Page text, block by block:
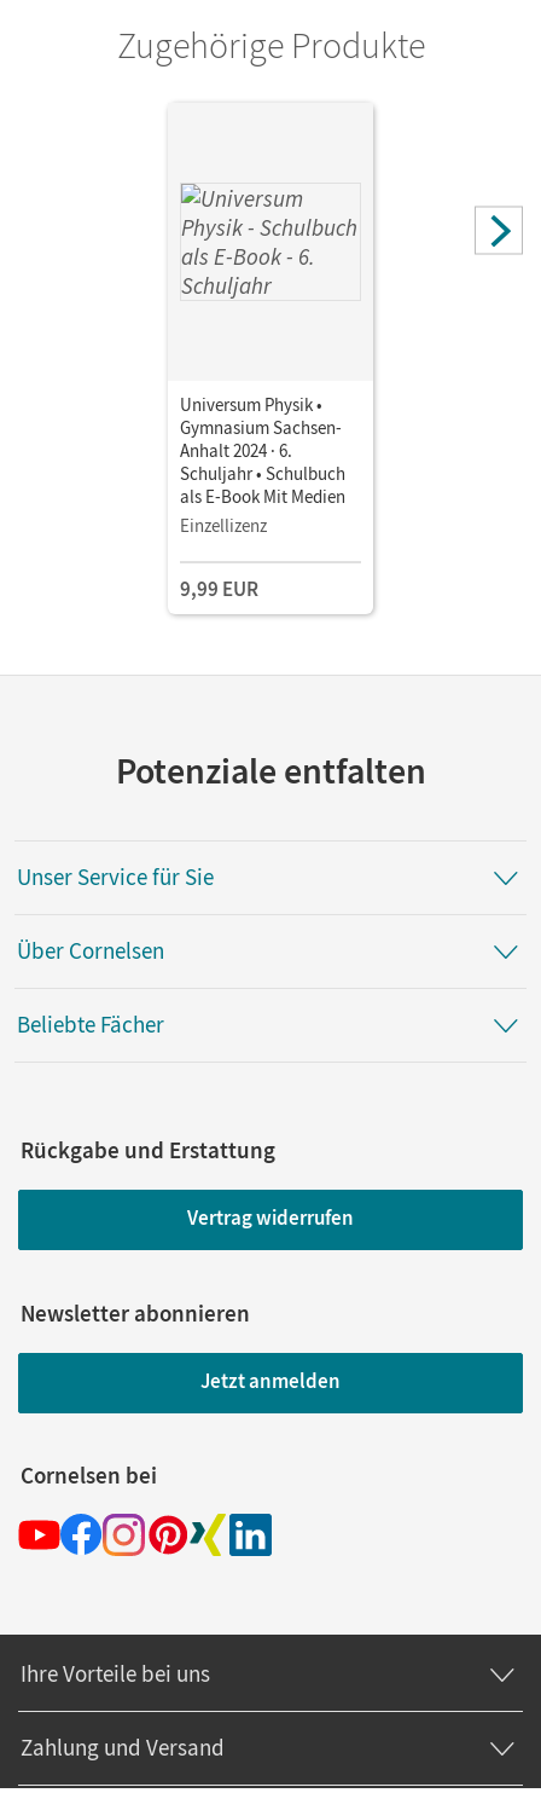
Zugehörige Produkte
Universum Physik •
Gymnasium Sachsen-
Anhalt 2024 · 6.
Schuljahr • Schulbuch
als E-Book Mit Medien
Einzellizenz
9,99 EUR
Potenziale entfalten
Unser Service für Sie
Über Cornelsen
Beliebte Fächer
Rückgabe und Erstattung
Vertrag widerrufen
Newsletter abonnieren
Jetzt anmelden
Cornelsen bei
Ihre Vorteile bei uns
Zahlung und Versand